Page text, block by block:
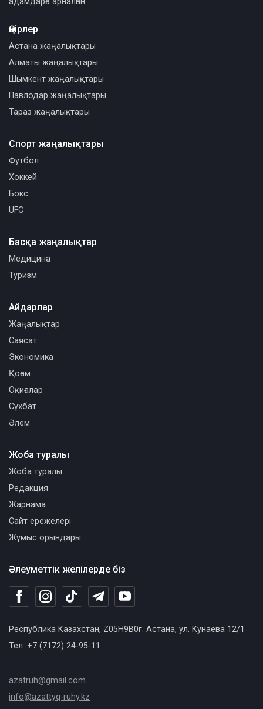
Өңірлер
Астана жаңалықтары
Алматы жаңалықтары
Шымкент жаңалықтары
Павлодар жаңалықтары
Тараз жаңалықтары
Спорт жаңалықтары
Футбол
Хоккей
Бокс
UFC
Басқа жаңалықтар
Медицина
Туризм
Әлеуметтік желілерде біз
Республика Казахстан, Z05H9B0г. Астана, ул. Кунаева 12/1
Тел: +7 (7172) 24-95-11
azatruh@gmail.com
info@azattyq-ruhy.kz
Айдарлар
Жаңалықтар
Саясат
Экономика
Қоғам
Оқиғалар
Сұхбат
Әлем
Жоба туралы
Жоба туралы
Редакция
Жарнама
Сайт ережелері
Жұмыс орындары